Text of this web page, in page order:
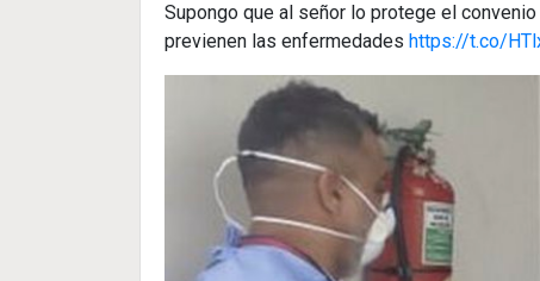
Supongo que al señor lo protege el
previenen las enfermedades https://t.co/